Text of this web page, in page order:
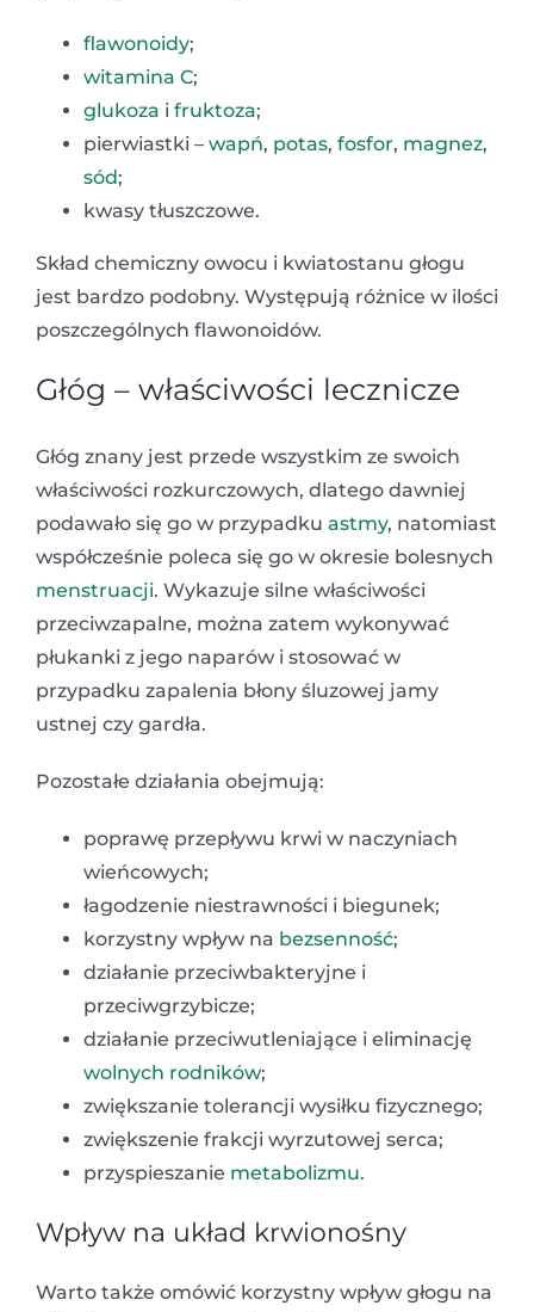
flawonoidy;
witamina C;
glukoza i fruktoza;
pierwiastki – wapń, potas, fosfor, magnez,
sód;
kwasy tłuszczowe.
Skład chemiczny owocu i kwiatostanu głogu
jest bardzo podobny. Występują różnice w ilości
poszczególnych flawonoidów.
Głóg – właściwości lecznicze
Głóg znany jest przede wszystkim ze swoich
właściwości rozkurczowych, dlatego dawniej
podawało się go w przypadku astmy, natomiast
współcześnie poleca się go w okresie bolesnych
menstruacji. Wykazuje silne właściwości
przeciwzapalne, można zatem wykonywać
płukanki z jego naparów i stosować w
przypadku zapalenia błony śluzowej jamy
ustnej czy gardła.
Pozostałe działania obejmują:
poprawę przepływu krwi w naczyniach
wieńcowych;
łagodzenie niestrawności i biegunek;
korzystny wpływ na bezsenność;
działanie przeciwbakteryjne i
przeciwgrzybicze;
działanie przeciwutleniające i eliminację
wolnych rodników;
zwiększanie tolerancji wysiłku fizycznego;
zwiększenie frakcji wyrzutowej serca;
przyspieszanie metabolizmu.
Wpływ na układ krwionośny
Warto także omówić korzystny wpływ głogu na